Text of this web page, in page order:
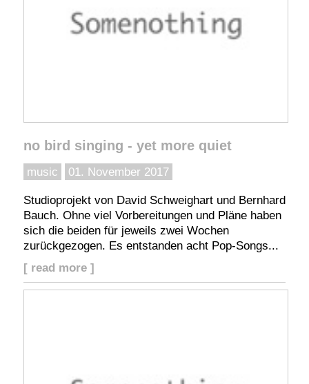
no bird singing - yet more quiet
music 01. November 2017
Studioprojekt von David Schweighart und Bernhard
Bauch. Ohne viel Vorbereitungen und Pläne haben
sich die beiden für jeweils zwei Wochen
zurückgezogen. Es entstanden acht Pop-Songs...
[ read more ]